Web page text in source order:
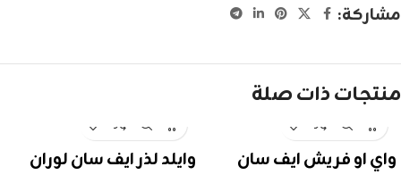
مشاركة:
منتجات ذات صلة
واي او فريش ايف سان
وايلد لذر ايف سان لوران